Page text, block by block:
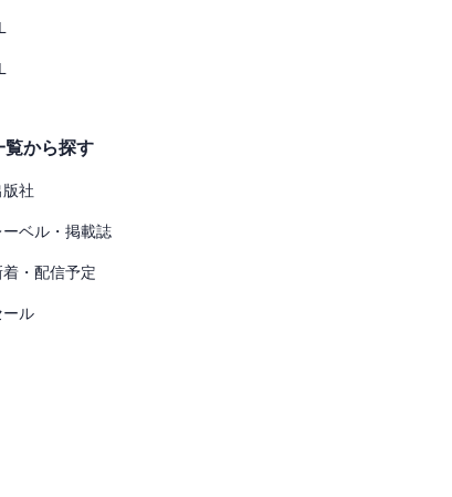
覧から探す
版社
ーベル・掲載誌
着・配信予定
ール